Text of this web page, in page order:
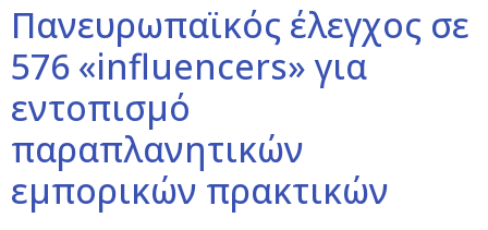
Πανευρωπαϊκός έλεγχος σε
576 «influencers» για
εντοπισμό
παραπλανητικών
εμπορικών πρακτικών